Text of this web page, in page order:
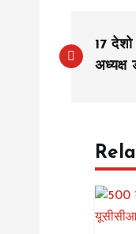
o
17
अध्‍यक्ष